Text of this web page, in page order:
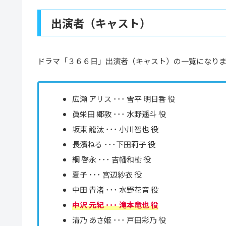
出演者（キャスト）
ドラマ「３６６日」出演者（キャスト）の一覧になり
広瀬 アリス ･･･ 雪平 明日香 役
眞栄田 郷敦 ･･･ 水野遥斗 役
坂東 龍汰 ･･･ 小川智也 役
長濱ねる ･･･下田莉子 役
綱 啓永 ･･･ 吉幡和樹 役
夏子 ･･･ 宮辺紗衣 役
中田 青渚 ･･･ 水野花音 役
中沢 元紀 ･･･ 滝本竜也 役
清乃 あさ姫 ･･･ 戸田彩乃 役